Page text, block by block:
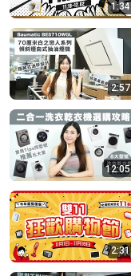
1:34
2:57
12:05
2:31